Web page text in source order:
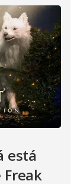
está
Freak